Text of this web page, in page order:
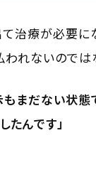
て治療が必要
れないのでは
まだない状
んです」